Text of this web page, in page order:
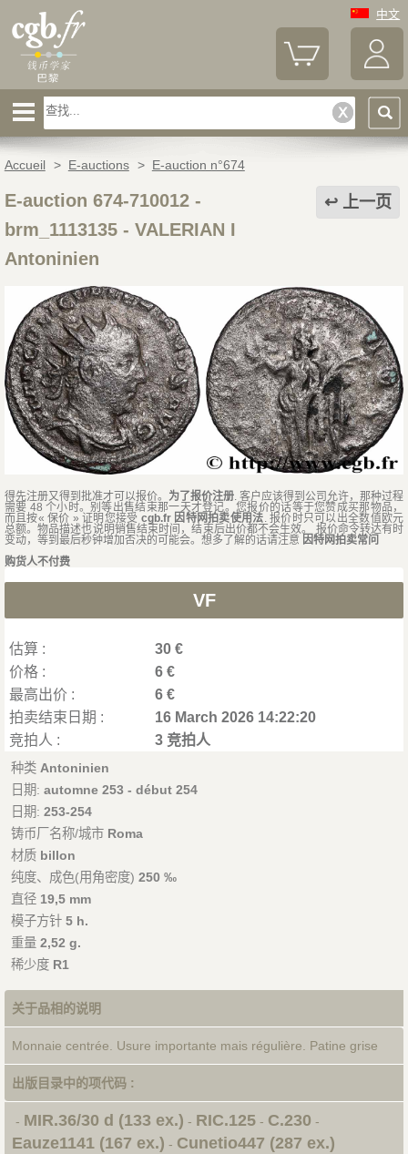
中文
Accueil > E-auctions > E-auction n°674
上一页
E-auction 674-710012 -
brm_1113135- VALERIAN I
Antoninien
得先注册又得到批准才可以报价。 为了报价注册. 客户应该得到公司允许，那种过程
需要 48 个小时。别等出售结束那一天才登记。您报价的话等于您赞成买那物品，
而且按« 保价 » 证明您接受 cgb.fr 因特网拍卖使用法. 报价时只可以出全数值欧元
总额。物品描述也说明销售结束时间，结束后出价都不会生效。 报价命令转达有时
变动，等到最后秒钟增加否决的可能会。想多了解的话请注意 因特网拍卖常问
购货人不付费
VF
估算 :
30 €
价格 :
6 €
最高出价 :
6 €
拍卖结束日期 :
16 March 2026 14:22:20
竞拍人 :
3 竞拍人
种类 Antoninien
日期: automne 253 - début 254
日期: 253-254
铸币厂名称/城市 Roma
材质 billon
纯度、成色(用角密度) 250 ‰
直径 19,5 mm
模子方针 5 h.
重量 2,52 g.
稀少度 R1
关于品相的说明
Monnaie centrée. Usure importante mais régulière. Patine grise
出版目录中的项代码 :
- MIR.36/30 d (133 ex.) - RIC.125- C.230 -
Eauze1141 (167 ex.) - Cunetio447 (287 ex.)